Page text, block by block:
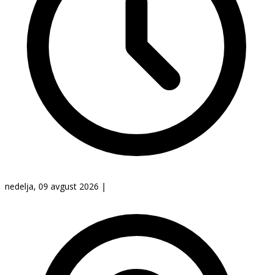
nedelja, 09 avgust 2026 |